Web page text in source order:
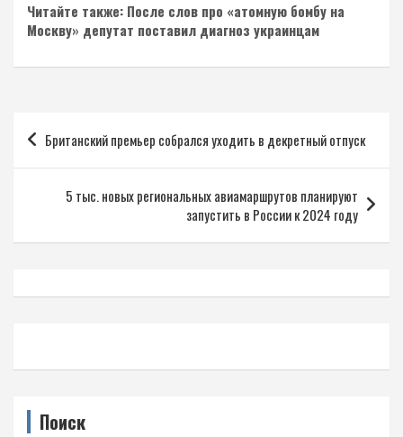
Читайте также: После слов про «атомную бомбу на
Москву» депутат поставил диагноз украинцам
Навигация
по
записям
Британский премьер собрался уходить в декретный отпуск
5 тыс. новых региональных авиамаршрутов планируют
запустить в России к 2024 году
Поиск